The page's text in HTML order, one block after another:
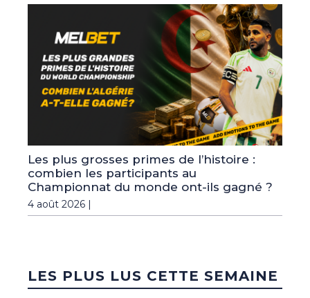
Les plus grosses primes de l’histoire :
combien les participants au
Championnat du monde ont-ils gagné ?
4 août 2026 |
LES PLUS LUS CETTE SEMAINE